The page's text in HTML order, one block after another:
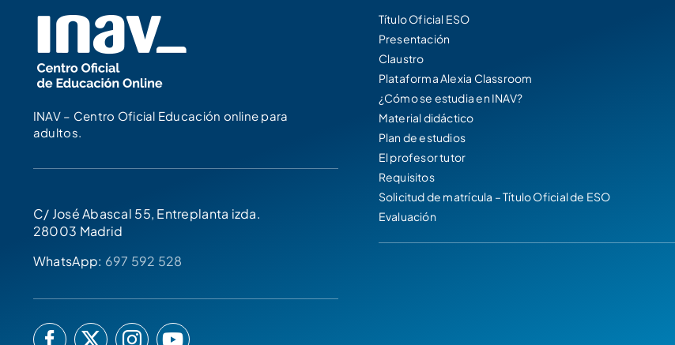
INAV – Centro Oficial Educación online para
adultos.
C/ José Abascal 55, Entreplanta izda.
28003 Madrid
WhatsApp: 697 592 528
Título Oficial ESO
Presentación
Claustro
Plataforma Alexia Classroom
¿Cómo se estudia en INAV?
Material didáctico
Plan de estudios
El profesor tutor
Requisitos
Solicitud de matrícula – Título Oficial de ESO
Evaluación